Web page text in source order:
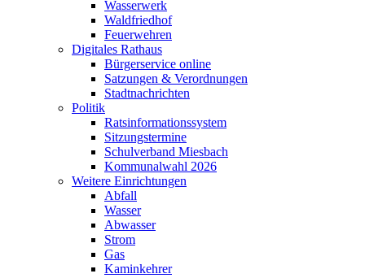
Wasserwerk
Waldfriedhof
Feuerwehren
Digitales Rathaus
Bürgerservice online
Satzungen & Verordnungen
Stadtnachrichten
Politik
Ratsinformationssystem
Sitzungstermine
Schulverband Miesbach
Kommunalwahl 2026
Weitere Einrichtungen
Abfall
Wasser
Abwasser
Strom
Gas
Kaminkehrer